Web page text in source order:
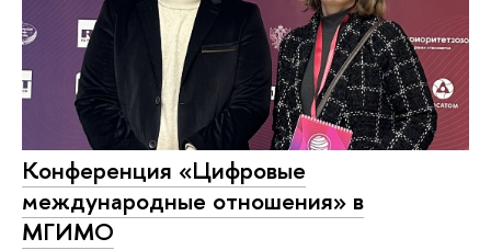
Конференция «Цифровые
международные отношения» в
МГИМО